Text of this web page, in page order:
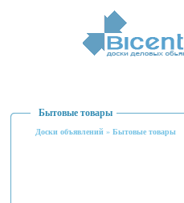
Бытовые товары
Доски объявлений » Бытовые товары